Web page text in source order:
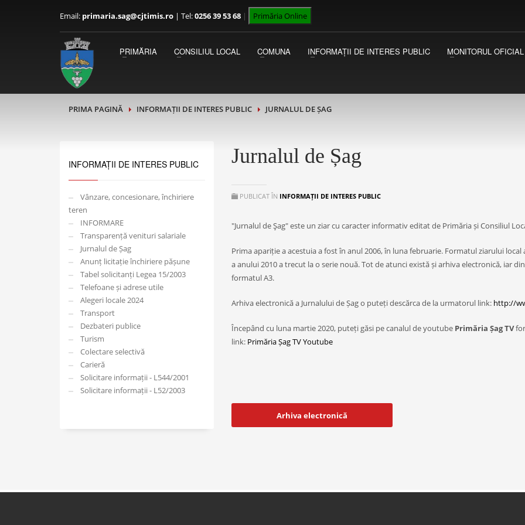
PRIMAR
Luni - Miercuri 09:00 - 13:00
Joi - Vineri 13:00 - 15:00
VICEPRIMAR
Luni - Miercuri 13:00 - 15:00
Email: primaria.sag@cjtimis.ro | Tel:0256 39 53 68 | Primăria Online
PRIMĂRIA CONSILIUL LOCAL COMUNA INFORMAȚII DE INTERES PUBLIC MONITORUL
PRIMA PAGINĂ INFORMAȚII DE INTERES PUBLIC JURNALUL DE ȘAG
INFORMAȚII DE INTERES PUBLIC
Vânzare, concesionare, închiriere
teren
INFORMARE
Transparență venituri salariale
Jurnalul de Șag
Anunț licitație închiriere pășune
Tabel solicitanți Legea 15/2003
Telefoane și adrese utile
Alegeri locale 2024
Transport
Dezbateri publice
Turism
Colectare selectivă
Carieră
Solicitare informații - L544/2001
Solicitare informații - L52/2003
Jurnalul de Șag
PUBLICAT ÎN INFORMAȚII DE INTERES PUBLIC
"Jurnalul de Şag" este un ziar cu caracter informativ editat de Primăria și Consiliul
Prima apariție a acestuia a fost în anul 2006, în luna februarie. Formatul ziarului
a anului 2010 a trecut la o serie nouă. Tot de atunci există și arhiva electronică, iar
formatul A3.
Arhiva electronică a Jurnalului de Șag o puteți descărca de la urmatorul link: http://
Începând cu luna martie 2020, puteți găsi pe canalul de youtubePrimăria Șag TV
link: Primăria Șag TV Youtube
Arhiva electronică